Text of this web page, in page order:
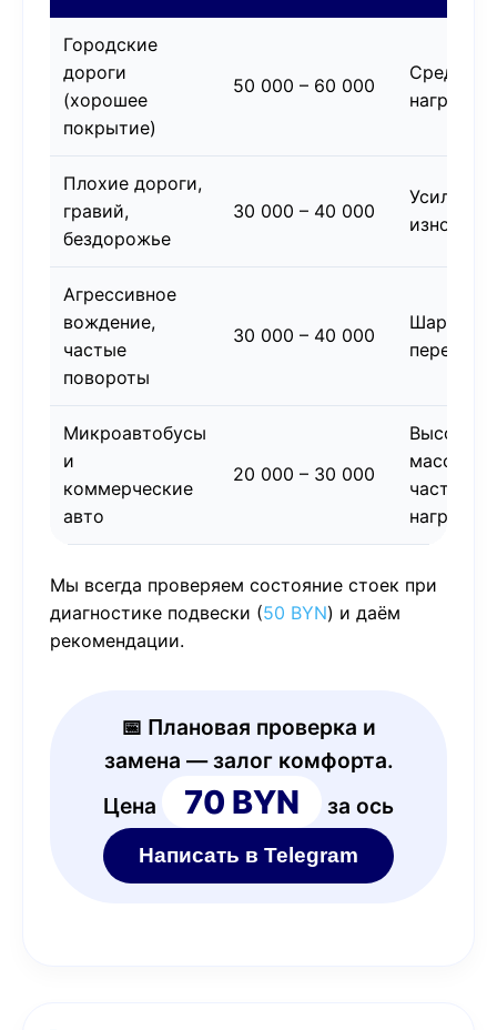
Городские
дороги
(хорошее
покрытие)
50 000 – 60 000
Средняя
нагрузка
Плохие дороги,
гравий,
бездорожье
30 000 – 40 000
износ
Агрессивное
вождение,
частые
повороты
30 000 – 40 000
Шарниры
Микроавтобусы
и
коммерческие
авто
20 000 – 30 000
Высокая
масса,
частые
нагрузки
Мы всегда проверяем состояние стоек при
диагностике подвески (50 BYN) и даём
рекомендации.
📅 Плановая проверка и
замена — залог комфорта.
Цена
70 BYN за ось
Написать в Telegram